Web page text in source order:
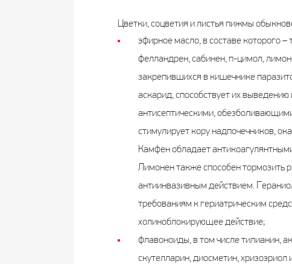
Цветки, соцветия и листья пижмы
эфирное масло, в составе которого
фелландрен, сабинен, п-цимол,
закрепившихся в кишечнике
аскарид, способствует их
антисептическими,
стимулирует кору надпочечников,
Камфен обладает
Лимонен также способен тормозить
антиинвазивным действием.
требованиям к гериатрическим
холиноблокирующее действие;
флавоноиды, в том числе тилианин,
скутелларин, диосметин,